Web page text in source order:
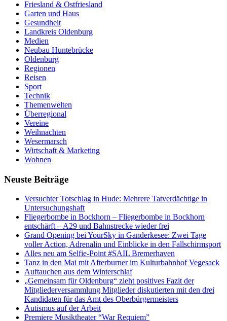
Friesland & Ostfriesland
Garten und Haus
Gesundheit
Landkreis Oldenburg
Medien
Neubau Huntebrücke
Oldenburg
Regionen
Reisen
Sport
Technik
Themenwelten
Überregional
Vereine
Weihnachten
Wesermarsch
Wirtschaft & Marketing
Wohnen
Neuste Beiträge
Versucht­er Totschlag in Hude: Mehrere Tatverdächtige in
Untersuchungshaft
Fliegerbombe in Bockhorn – Fliegerbombe in Bockhorn
entschärft – A29 und Bahnstrecke wieder frei
Grand Opening bei YourSky in Ganderkesee: Zwei Tage
voller Action, Adrenalin und Einblicke in den Fallschirmsport
Alles neu am Selfie-Point #SAIL Bremerhaven
Tanz in den Mai mit Afterburner im Kulturbahnhof Vegesack
Auftauchen aus dem Winterschlaf
„Gemeinsam für Oldenburg“ zieht positives Fazit der
Mitgliederversammlung Mitglieder diskutierten mit den drei
Kandidaten für das Amt des Oberbürgermeisters
Autismus auf der Arbeit
Premiere Musiktheater “War Requiem”